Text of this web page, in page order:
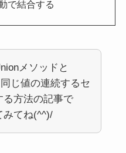
で結合する
メソッドと
じ値の連続するセ
る方法の記事で
みてね(^^)/